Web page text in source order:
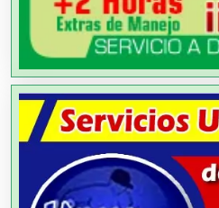
Aparatos y Equipos
Arquitectos
Artes Gráficas